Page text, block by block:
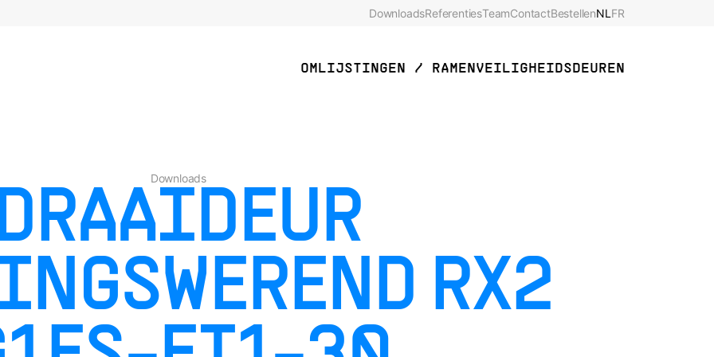
DownloadsReferentiesTeamContactBestellenNL FR
OMLIJSTINGEN / RAMEN VEILIGHEIDSDEUREN
Downloads
RX2